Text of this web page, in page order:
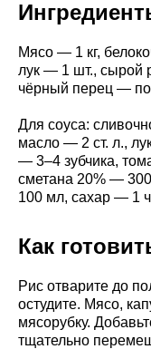
Мясо — 1 кг,
лук — 1 шт., сырой
чёрный перец — по
Для соуса:
масло — 2 ст. л.,
— 3–4 зубчика,
сметана 20% —
100 мл, сахар — 1
Как
Рис отварите до
остудите. Мясо,
мясорубку.
тщательно